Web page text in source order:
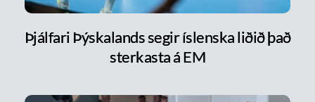
Þjálfari Þýskalands segir íslenska liðið það
sterkasta á EM